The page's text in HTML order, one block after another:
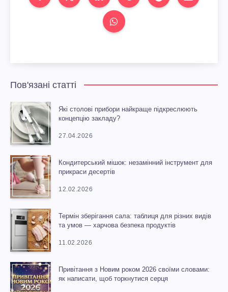
Пов'язані статті
Які столові прибори найкраще підкреслюють
концепцію закладу?
27.04.2026
Кондитерський мішок: незамінний інструмент для
прикраси десертів
12.02.2026
Термін зберігання сала: таблиця для різних видів
та умов — харчова безпека продуктів
11.02.2026
Привітання з Новим роком 2026 своїми словами:
як написати, щоб торкнутися серця